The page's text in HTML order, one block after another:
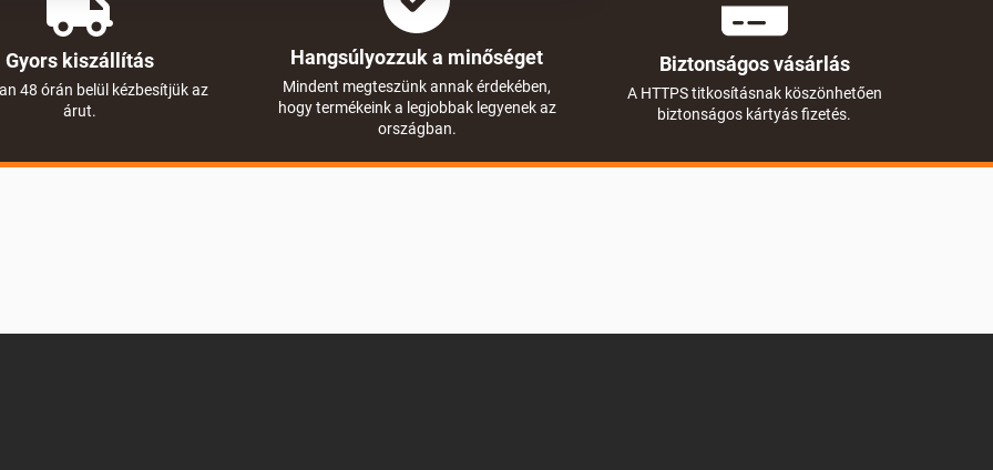
Gyors kiszállítás
48 órán belül kézbesítjük az
árut.
Hangsúlyozzuk a minőséget
Mindent megteszünk annak érdekében,
hogy termékeink a legjobbak legyenek az
országban.
Biztonságos vásárlás
A HTTPS titkosításnak köszönhetően
biztonságos kártyás fizetés.